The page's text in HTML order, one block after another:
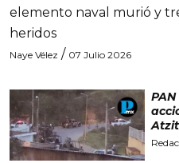
elemento naval murió y
heridos
Naye Vélez / 07 Julio 2026